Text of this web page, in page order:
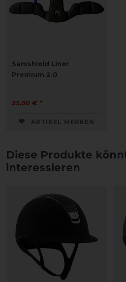
Samshield Liner
Premium 2.0
35,00 € *
ARTIKEL MERKEN
Diese Produkte
interessieren